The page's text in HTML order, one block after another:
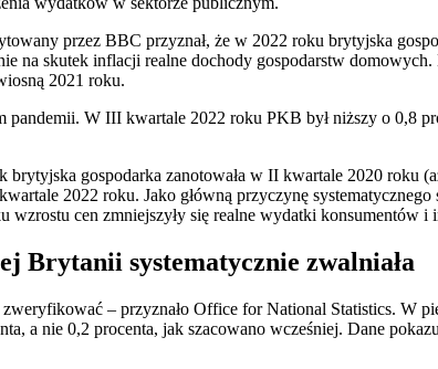
przez BBC przyznał, że w 2022 roku brytyjska
na skutek inflacji realne dochody gospodarstw
2021 roku.
W III kwartale 2022 roku PKB był niższy o 0,8
gospodarka zanotowała w II kwartale 2020 roku
2022 roku. Jako główną przyczynę
cen zmniejszyły się realne wydatki konsumentów i
Brytanii systematycznie zwalniała
– przyznało Office for National Statistics. W
a nie 0,2 procenta, jak szacowano wcześniej. Dane